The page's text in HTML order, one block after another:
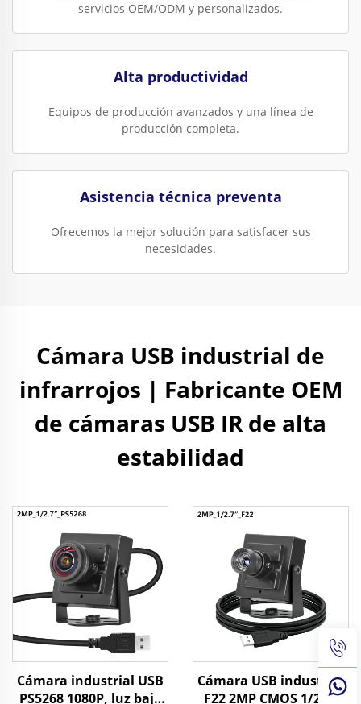
servicios OEM/ODM y personalizados.
Alta productividad
Equipos de producción avanzados y una línea de
producción completa.
Asistencia técnica preventa
Ofrecemos la mejor solución para satisfacer sus
necesidades.
Cámara USB industrial de
infrarrojos | Fabricante OEM
de cámaras USB IR de alta
estabilidad
Cámara industrial USB
PS5268 1080P, luz baja
Cámara USB industrial
F22 2MP CMOS 1/2.7"